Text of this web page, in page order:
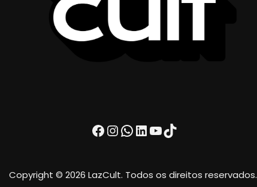
Facebook
Instagram
WhatsApp
LinkedIn
Youtube
TikTok
Copyright © 2026 LazCult. Todos os direitos reservados.